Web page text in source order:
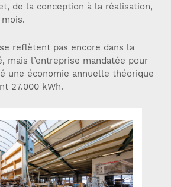
de la conception à la réalisation,
reflètent pas encore dans la
mais l’entreprise mandatée pour
une économie annuelle théorique
27.000 kWh.